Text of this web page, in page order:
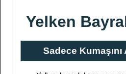
Yelken
Sadece